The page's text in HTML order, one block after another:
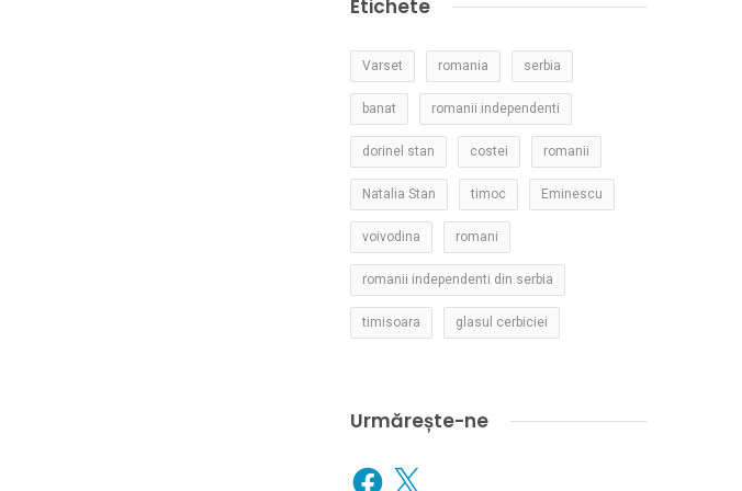
Etichete
Varset romania serbia
banat romanii independenti
dorinel stan costei romanii
Natalia Stan timoc Eminescu
voivodina romani
romanii independenti din serbia
timisoara glasul cerbiciei
Urmărește-ne
Facebook
X